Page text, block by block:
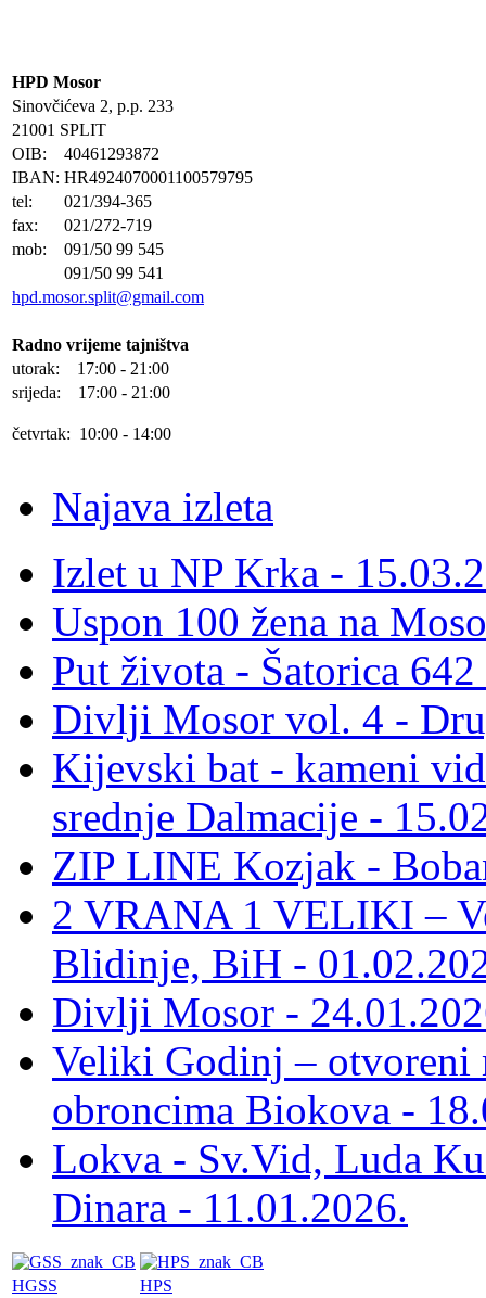
HPD Mosor
Sinovčićeva 2, p.p. 233
21001 SPLIT
OIB:
40461293872
IBAN: HR4924070001100579795
tel:
021/394-365
fax:
021/272-719
mob:
091/50 99 545
091/50 99 541
hpd.mosor.split@gmail.com
Radno vrijeme tajništva
utorak: 17:00 - 21:00
srijeda: 17:00 - 21:00
četvrtak: 10:00 - 14:00
Najava izleta
Izlet u NP Krka -
Uspon 100 žena na
Put života - Šatorica
Divlji Mosor vol. 4 -
Kijevski bat - kameni
srednje Dalmacije -
ZIP LINE Kozjak -
2 VRANA 1 VELIKI –
Blidinje, BiH -
Divlji Mosor -
Veliki Godinj – otvoreni
obroncima Biokova -
Lokva - Sv.Vid, Luda
Dinara - 11.01.2026.
HGSS HPS